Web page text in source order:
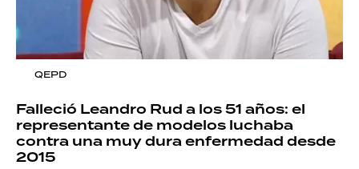
QEPD
Falleció Leandro Rud a los 51 años: el
representante de modelos luchaba
contra una muy dura enfermedad desde
2015